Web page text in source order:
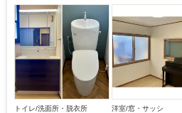
トイレ/洗面所・脱衣所
洋室/窓・サッシ